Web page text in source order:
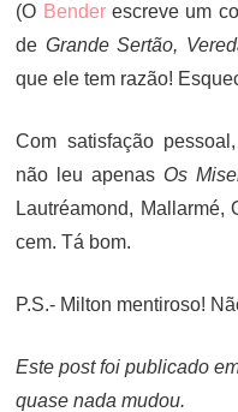
(O Benderescreve um
de Grande Sertão,
que ele tem razão!
Com satisfação
não leu apenas Os
Lautréamond, Mallarmé,
cem. Tá bom.
P.S.- Milton mentiroso!
Este post foi publicado
quase nada mudou.